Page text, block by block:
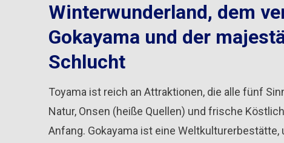
Winterwunderland, dem
Gokayama und der
Schlucht
Toyama ist reich an Attraktionen, die alle fünf
Natur, Onsen (heiße Quellen) und frische
Anfang. Gokayama ist eine